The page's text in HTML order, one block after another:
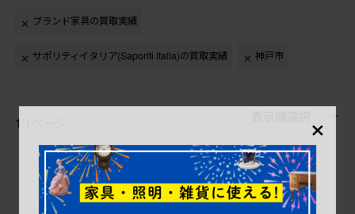
ブランド家具の買取実績
サポリティイタリア(Saporiti Italia)の買取実績 神戸市
1/1ページ
1
×